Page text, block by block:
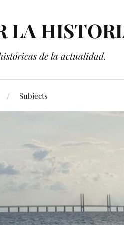
LA
de la actualidad.
Subjects